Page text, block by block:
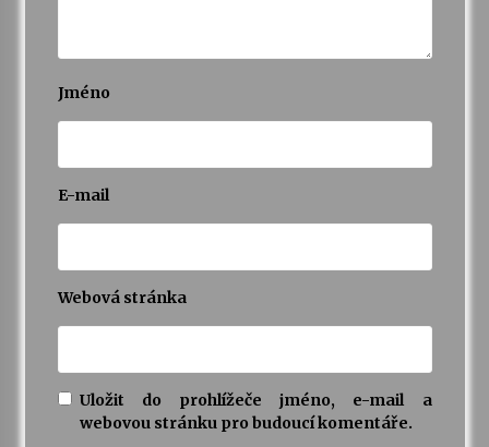
Jméno
E-mail
Webová stránka
Uložit do prohlížeče jméno, e-mail a
webovou stránku pro budoucí komentáře.